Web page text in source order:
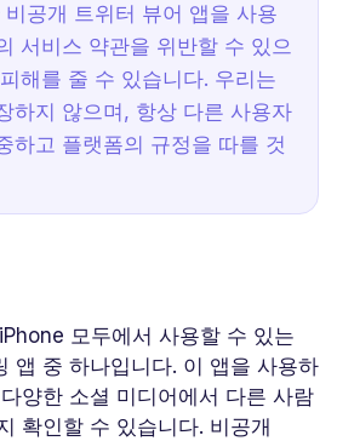
공개 트위터 뷰어 앱을 사용
서비스 약관을 위반할 수 있으
해를 줄 수 있습니다. 우리는
하지 않으며, 항상 다른 사용자
하고 플랫폼의 규정을 따를 것
모두에서 사용할 수 있는
앱 중 하나입니다. 이 앱을 사용하
양한 소셜 미디어에서 다른 사람
확인할 수 있습니다. 비공개